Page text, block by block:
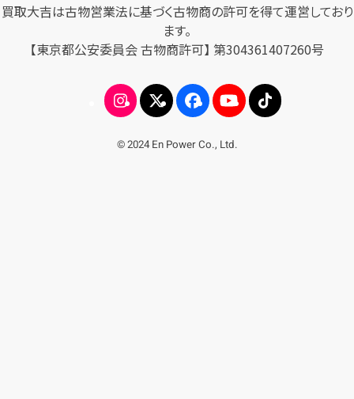
買取大吉は古物営業法に基づく古物商の許可を得て運営しており
ます。
【東京都公安委員会 古物商許可】 第304361407260号
© 2024 En Power Co., Ltd.